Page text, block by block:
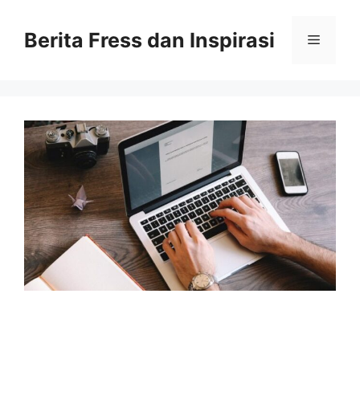
contentBerita Fress dan Inspirasi Menu